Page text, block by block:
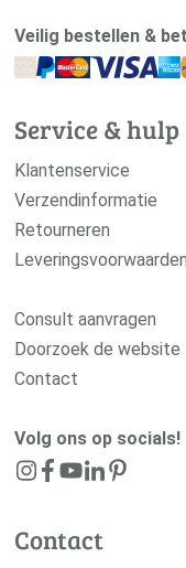
Veilig bestellen &
Service & hulp
Klantenservice
Verzendinformatie
Retourneren
Leveringsvoorwaarden
Consult aanvragen
Doorzoek de website
Contact
Volg ons op socials!
Contact